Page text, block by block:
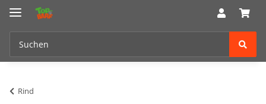
Rind